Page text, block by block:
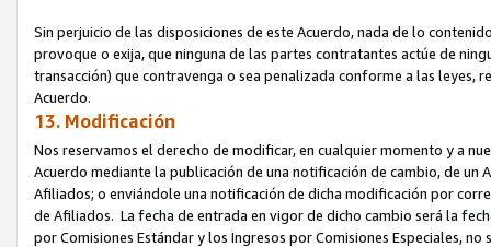
Sin perjuicio de las disposiciones de este Acuerdo, nada de lo
provoque o exija, que ninguna de las partes contratantes actúe de
transacción) que contravenga o sea penalizada conforme a las leyes,
Acuerdo.
13. Modificación
Nos reservamos el derecho de modificar, en cualquier momento y a
Acuerdo mediante la publicación de una notificación de cambio, de
Afiliados; o enviándole una notificación de dicha modificación por
de Afiliados. La fecha de entrada en vigor de dicho cambio será la
por Comisiones Estándar y los Ingresos por Comisiones Especiales,